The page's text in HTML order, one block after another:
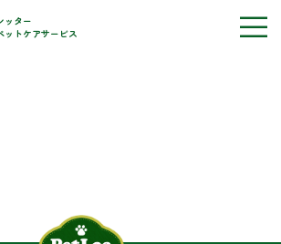
ッター
ットケアサービス